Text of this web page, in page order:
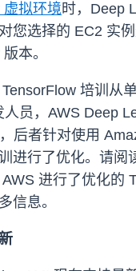
虚拟环境时，Deep
您选择的 EC2 实
本。
培训从
人员，AWS Deep
后者针对使用
进行了优化。请阅
进行了优化的
信息。